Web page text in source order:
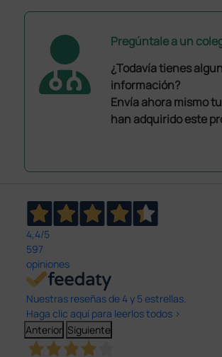
Pregúntale a un
¿Todavía tienes
información?
Envía ahora mismo
han adquirido este
4,4/5
597
opiniones
Nuestras reseñas de 4 y 5 estrellas.
Haga clic aquí para leerlos todos >
Anterior Siguiente